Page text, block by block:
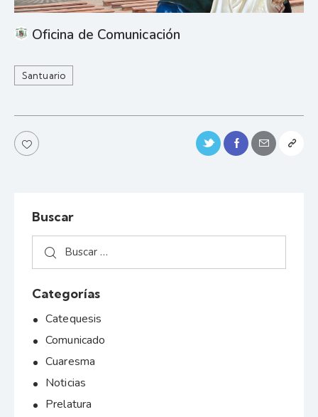
Oficina de Comunicación
Santuario
Buscar
Categorías
Catequesis
Comunicado
Cuaresma
Noticias
Prelatura